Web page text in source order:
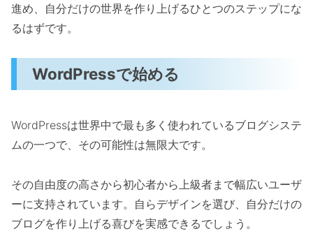
進め、自分だけの世界を作り上げるひとつのステップにな
るはずです。
WordPressで始める
WordPressは世界中で最も多く使われているブログシステ
ムの一つで、その可能性は無限大です。
その自由度の高さから初心者から上級者まで幅広いユーザ
ーに支持されています。自らデザインを選び、自分だけの
ブログを作り上げる喜びを実感できるでしょう。